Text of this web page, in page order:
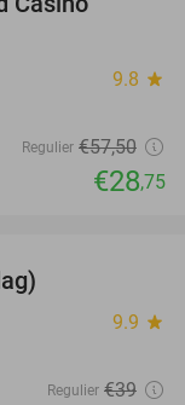
9.8 star
Regulier €57,50
€28,75
9.9 star
Regulier €39